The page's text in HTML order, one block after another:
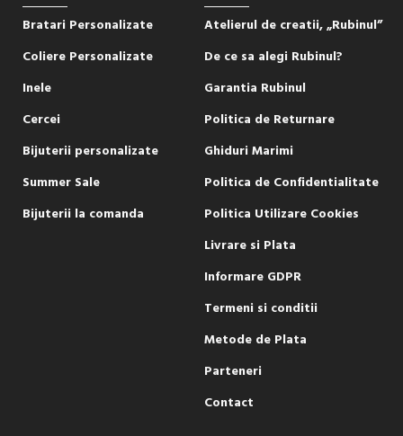
Bratari Personalizate
Coliere Personalizate
Inele
Cercei
Bijuterii personalizate
Summer Sale
Bijuterii la comanda
Atelierul de creatii, „Rubinul”
De ce sa alegi Rubinul?
Garantia Rubinul
Politica de Returnare
Ghiduri Marimi
Politica de Confidentialitate
Politica Utilizare Cookies
Livrare si Plata
Informare GDPR
Termeni si conditii
Metode de Plata
Parteneri
Contact